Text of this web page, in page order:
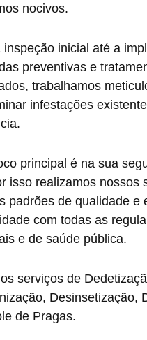
nocivos.
inspeção inicial até a
preventivas e
trabalhamos
infestações
principal é na sua
isso realizamos nossos
padrões de qualidade e
com todas as
e de saúde pública.
serviços de
Desinsetização,
de Pragas.